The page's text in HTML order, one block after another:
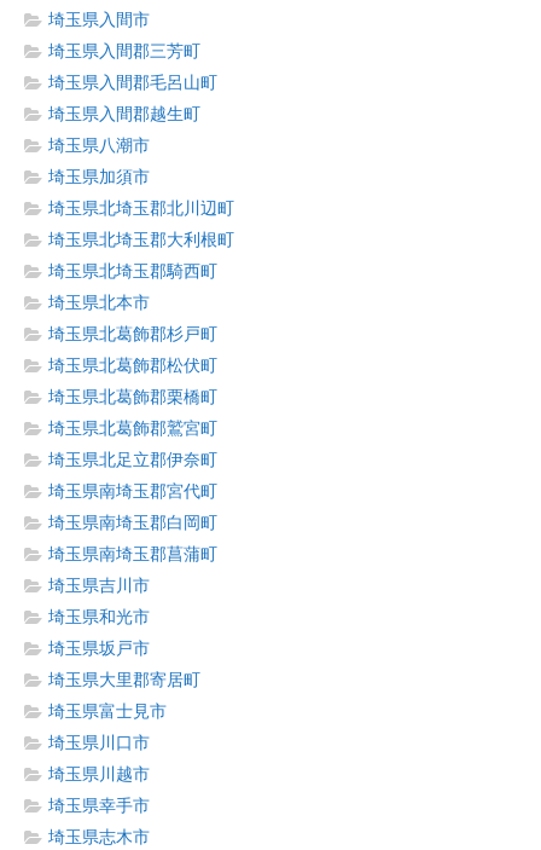
埼玉県入間市
埼玉県入間郡三芳町
埼玉県入間郡毛呂山町
埼玉県入間郡越生町
埼玉県八潮市
埼玉県加須市
埼玉県北埼玉郡北川辺町
埼玉県北埼玉郡大利根町
埼玉県北埼玉郡騎西町
埼玉県北本市
埼玉県北葛飾郡杉戸町
埼玉県北葛飾郡松伏町
埼玉県北葛飾郡栗橋町
埼玉県北葛飾郡鷲宮町
埼玉県北足立郡伊奈町
埼玉県南埼玉郡宮代町
埼玉県南埼玉郡白岡町
埼玉県南埼玉郡菖蒲町
埼玉県吉川市
埼玉県和光市
埼玉県坂戸市
埼玉県大里郡寄居町
埼玉県富士見市
埼玉県川口市
埼玉県川越市
埼玉県幸手市
埼玉県志木市